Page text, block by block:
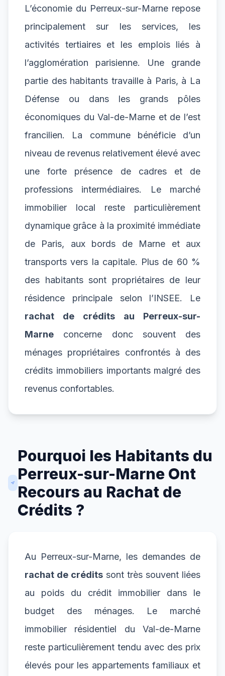
L’économie du Perreux-sur-Marne repose
principalement sur les services, les
activités tertiaires et les emplois liés à
l’agglomération parisienne. Une grande
partie des habitants travaille à Paris, à La
Défense ou dans les grands pôles
économiques du Val-de-Marne et de l’est
francilien. La commune bénéficie d’un
niveau de revenus relativement élevé avec
une forte présence de cadres et de
professions intermédiaires. Le marché
immobilier local reste particulièrement
dynamique grâce à la proximité immédiate
de Paris, aux bords de Marne et aux
transports vers la capitale. Plus de 60 %
des habitants sont propriétaires de leur
résidence principale selon l’INSEE. Le
rachat de crédits au Perreux-sur-
Marne concerne donc souvent des
ménages propriétaires confrontés à des
crédits immobiliers importants malgré des
revenus confortables.
Pourquoi les Habitants du
Perreux-sur-Marne Ont
Recours au Rachat de
Crédits ?
Au Perreux-sur-Marne, les demandes de
rachat de crédits sont très souvent liées
au poids du crédit immobilier dans le
budget des ménages. Le marché
immobilier résidentiel du Val-de-Marne
reste particulièrement tendu avec des prix
élevés pour les appartements familiaux et